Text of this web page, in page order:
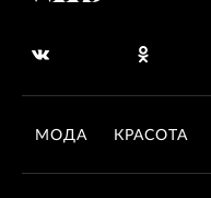
МОДА КРАСОТА